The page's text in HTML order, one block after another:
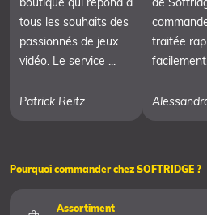
tous les souhaits des
passionnés de jeux
vidéo. Le service ...
Patrick Reitz
traitée
Pourquoi commander chez SOFTRIDGE ?
Assortiment